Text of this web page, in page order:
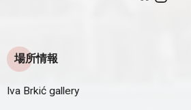
場所情報
Iva Brkić gallery